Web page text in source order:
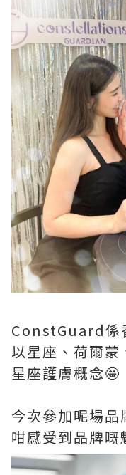
ConstGuard係
以星座、荷爾
星座護膚概念🤩
今次參加呢場
咁感受到品牌嘅